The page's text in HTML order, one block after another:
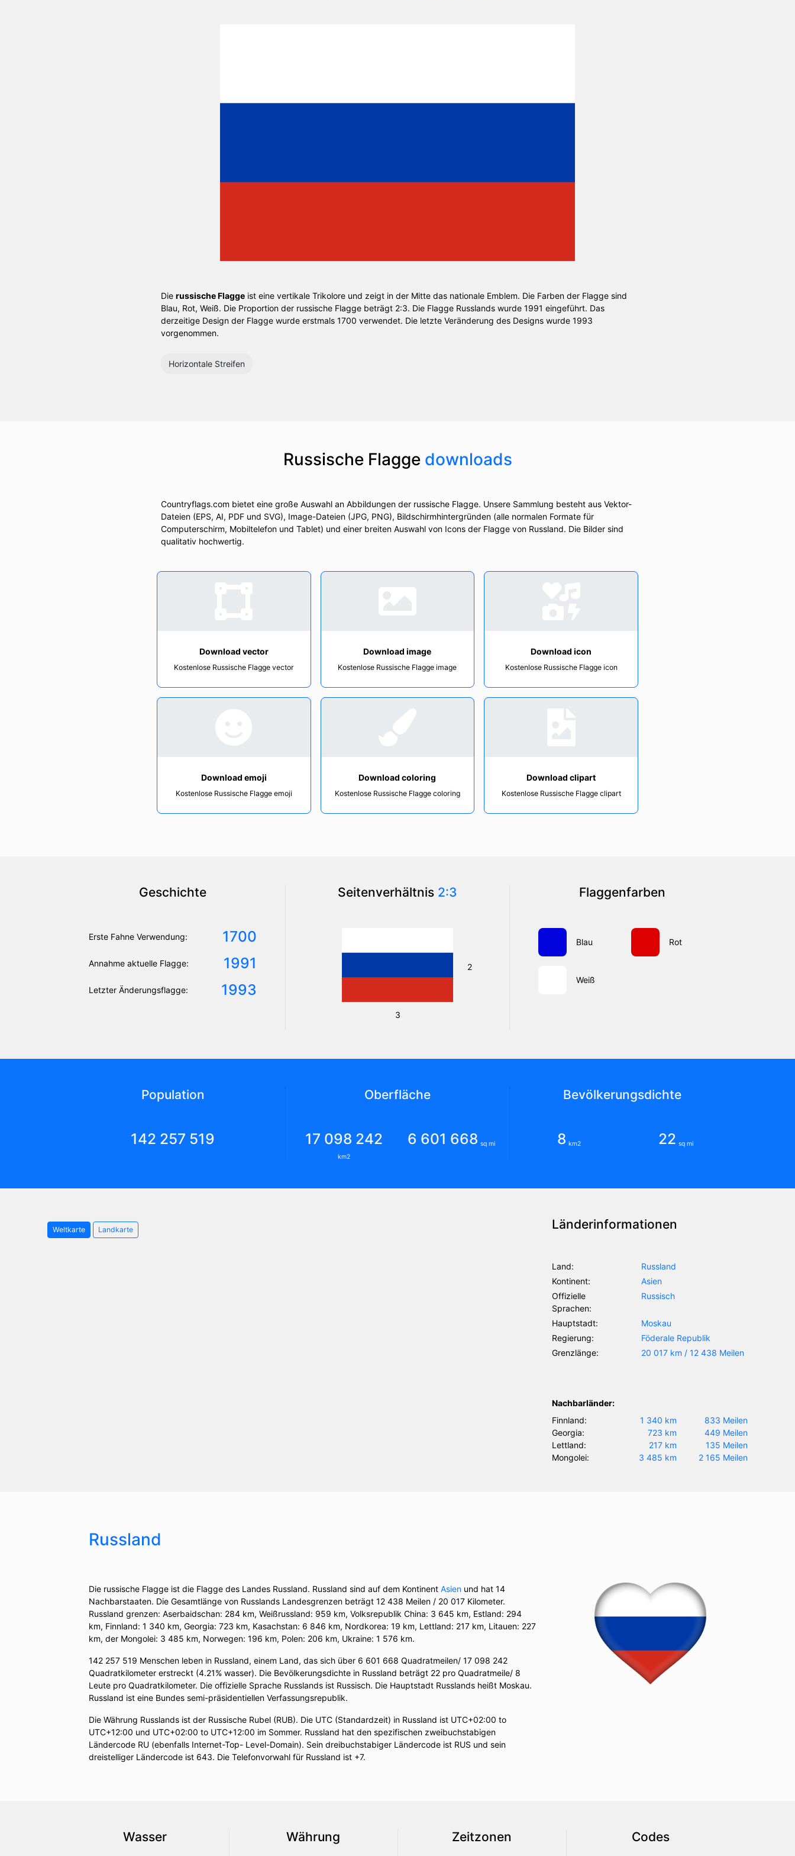
Die russische Flagge ist eine vertikale Trikolore und zeigt in der Mitte das nationale Emblem. Die Farben der Flagge sind
Blau, Rot, Weiß. Die Proportion der russische Flagge beträgt 2:3. Die Flagge Russlands wurde 1991 eingeführt. Das
derzeitige Design der Flagge wurde erstmals 1700 verwendet. Die letzte Veränderung des Designs wurde 1993
vorgenommen.
Horizontale Streifen
Russische Flagge downloads
Countryflags.com bietet eine große Auswahl an Abbildungen der russische Flagge. Unsere Sammlung besteht aus Vektor-
Dateien (EPS, AI, PDF und SVG), Image-Dateien (JPG, PNG), Bildschirmhintergründen (alle normalen Formate für
Computerschirm, Mobiltelefon und Tablet) und einer breiten Auswahl von Icons der Flagge von Russland. Die Bilder sind
qualitativ hochwertig.
Download vector
Kostenlose Russische Flagge vector
Download image
Kostenlose Russische Flagge image
Download icon
Kostenlose Russische Flagge icon
Download emoji
Kostenlose Russische Flagge emoji
Download coloring
Kostenlose Russische Flagge coloring
Download clipart
Kostenlose Russische Flagge clipart
Geschichte
Erste Fahne Verwendung: 1700
Annahme aktuelle Flagge: 1991
Letzter Änderungsflagge: 1993
Seitenverhältnis 2:3
3
2
Flaggenfarben
Blau Rot
Weiß
Population
142 257 519
Oberfläche
17 098 242
km2
6 601 668 sq mi
Bevölkerungsdichte
8 km2 22 sq mi
Weltkarte Landkarte Länderinformationen
Land:
Russland
Kontinent:
Asien
Offizielle
Sprachen:
Russisch
Hauptstadt:
Moskau
Regierung:
Föderale Republik
Grenzlänge:
20 017 km / 12 438 Meilen
Nachbarländer:
Finnland:
1 340 km
833 Meilen
Georgia:
723 km
449 Meilen
Lettland:
217 km
135 Meilen
Mongolei:
3 485 km 2 165 Meilen
Russland
Die russische Flagge ist die Flagge des Landes Russland. Russland sind auf dem Kontinent Asien und hat 14
Nachbarstaaten. Die Gesamtlänge von Russlands Landesgrenzen beträgt 12 438 Meilen / 20 017 Kilometer.
Russland grenzen: Aserbaidschan: 284 km, Weißrussland: 959 km, Volksrepublik China: 3 645 km, Estland: 294
km, Finnland: 1 340 km, Georgia: 723 km, Kasachstan: 6 846 km, Nordkorea: 19 km, Lettland: 217 km, Litauen: 227
km, der Mongolei: 3 485 km, Norwegen: 196 km, Polen: 206 km, Ukraine: 1 576 km.
142 257 519 Menschen leben in Russland, einem Land, das sich über 6 601 668 Quadratmeilen/ 17 098 242
Quadratkilometer erstreckt (4.21% wasser). Die Bevölkerungsdichte in Russland beträgt 22 pro Quadratmeile/ 8
Leute pro Quadratkilometer. Die offizielle Sprache Russlands ist Russisch. Die Hauptstadt Russlands heißt Moskau.
Russland ist eine Bundes semi-präsidentiellen Verfassungsrepublik.
Die Währung Russlands ist der Russische Rubel (RUB). Die UTC (Standardzeit) in Russland ist UTC+02:00 to
UTC+12:00 und UTC+02:00 to UTC+12:00 im Sommer. Russland hat den spezifischen zweibuchstabigen
Ländercode RU (ebenfalls Internet-Top- Level-Domain). Sein dreibuchstabiger Ländercode ist RUS und sein
dreistelliger Ländercode ist 643. Die Telefonvorwahl für Russland ist +7.
Wasser Währung Zeitzonen Codes